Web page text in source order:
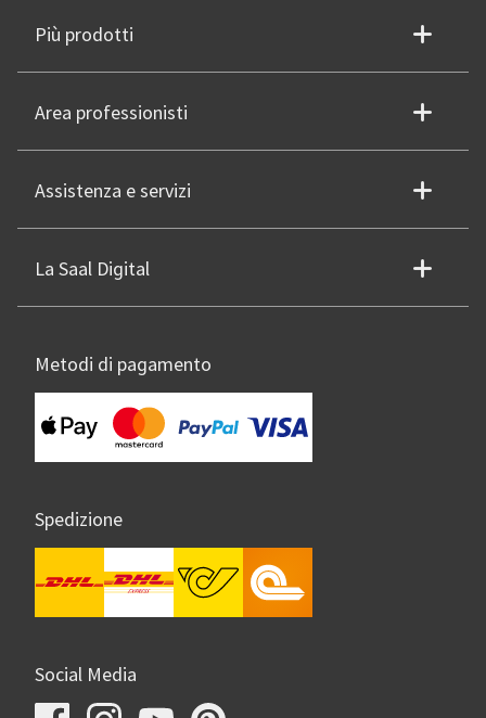
Più prodotti
Area professionisti
Assistenza e servizi
La Saal Digital
Metodi di pagamento
Spedizione
Social Media